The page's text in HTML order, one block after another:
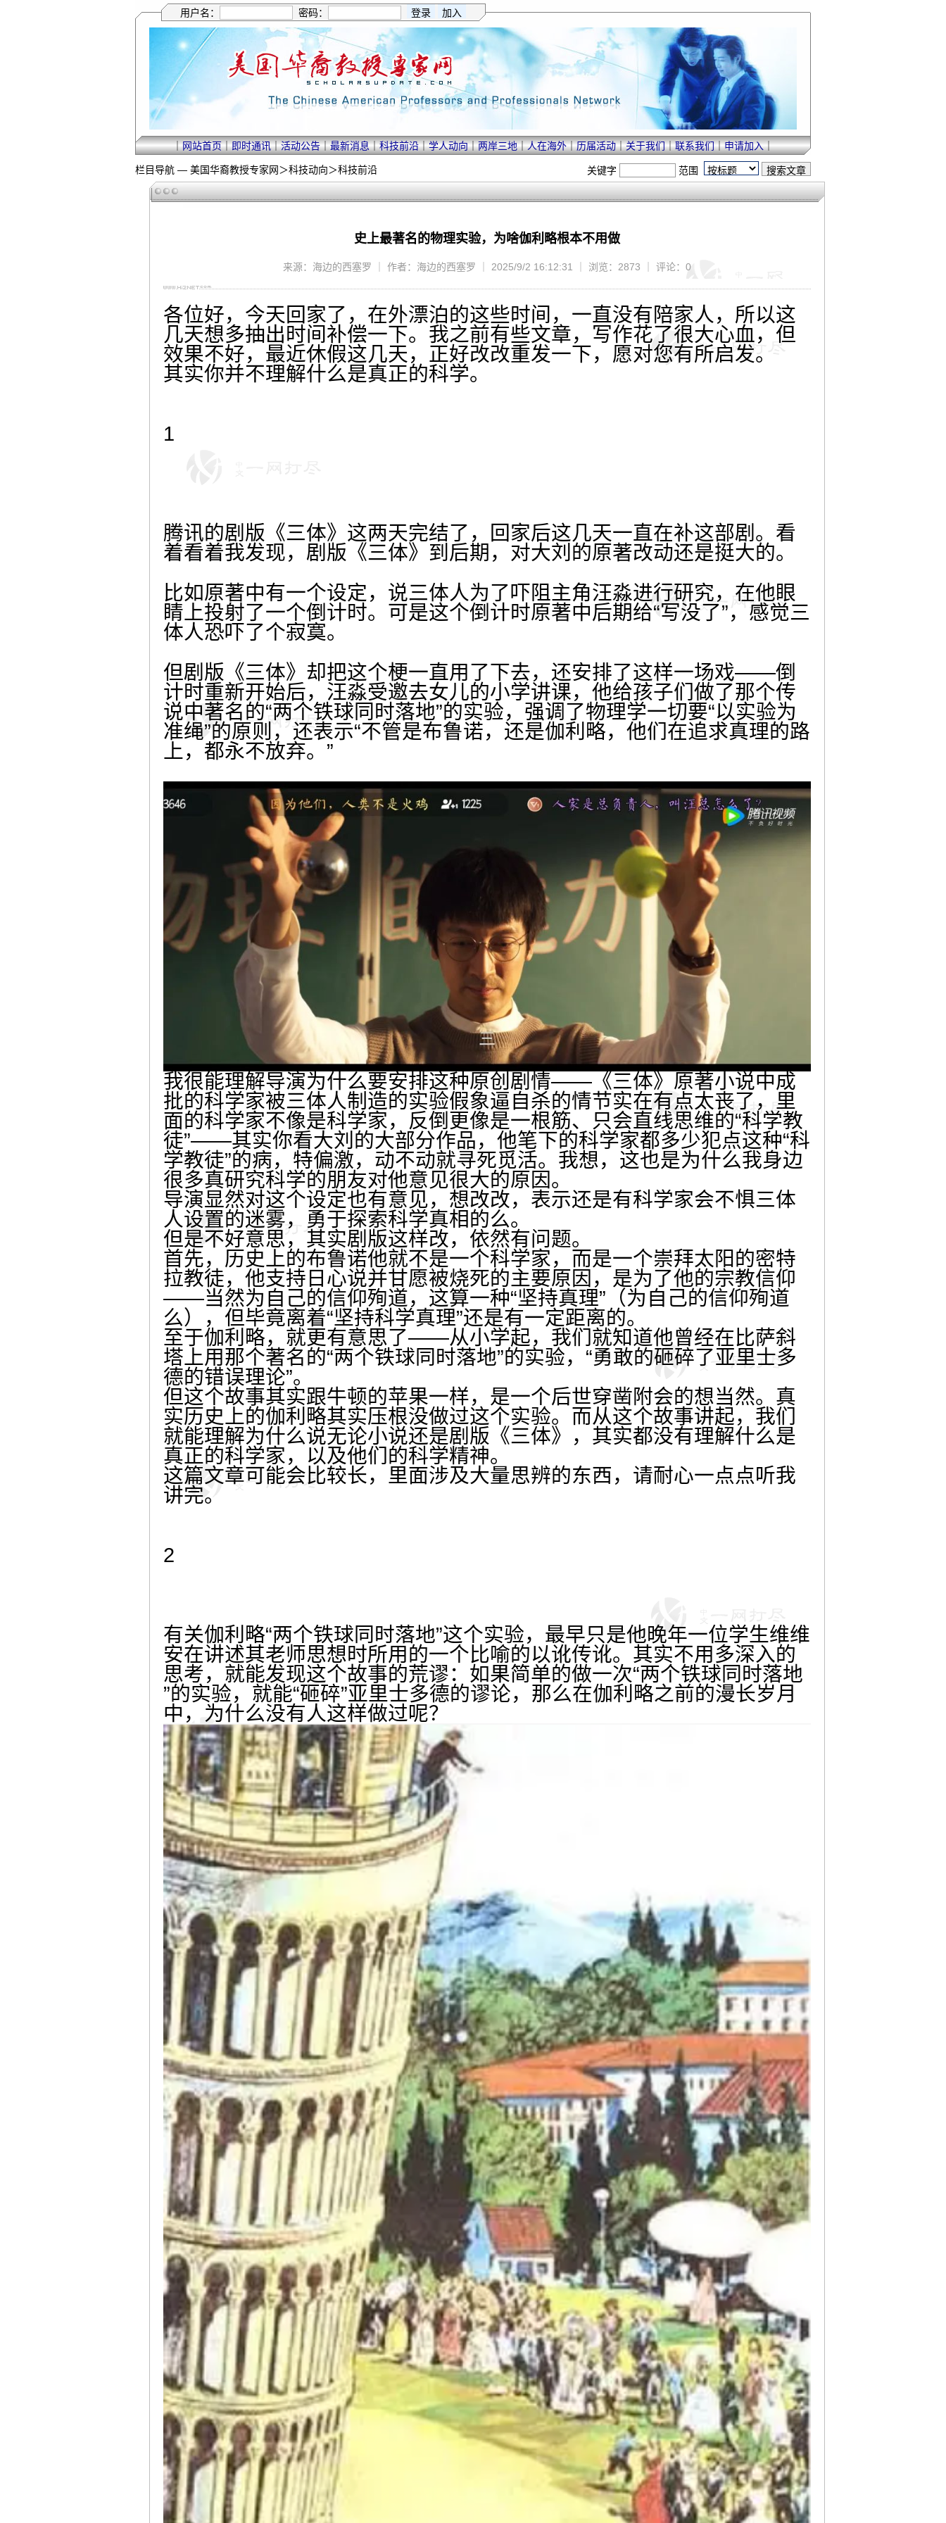
用户名： 密码：
｜网站首页｜即时通讯｜活动公告｜最新消息｜科技前沿｜学人动向｜两岸三地｜人在海外｜历届活动｜关于我们｜联系我们｜申请加入｜
栏目导航 — 美国华裔教授专家网＞科技动向＞科技前沿 关键字 范围
史上最著名的物理实验，为啥伽利略根本不用做
来源：海边的西塞罗 ｜ 作者：海边的西塞罗 ｜ 2025/9/2 16:12:31 ｜ 浏览：2873 ｜ 评论：0
各位好，今天回家了，在外漂泊的这些时间，一直没有陪家人，所以这
几天想多抽出时间补偿一下。我之前有些文章，写作花了很大心血，但
效果不好，最近休假这几天，正好改改重发一下，愿对您有所启发。
其实你并不理解什么是真正的科学。
1
腾讯的剧版《三体》这两天完结了，回家后这几天一直在补这部剧。看
着看着我发现，剧版《三体》到后期，对大刘的原著改动还是挺大的。
比如原著中有一个设定，说三体人为了吓阻主角汪淼进行研究，在他眼
睛上投射了一个倒计时。可是这个倒计时原著中后期给“写没了”，感觉三
体人恐吓了个寂寞。
但剧版《三体》却把这个梗一直用了下去，还安排了这样一场戏——倒
计时重新开始后，汪淼受邀去女儿的小学讲课，他给孩子们做了那个传
说中著名的“两个铁球同时落地”的实验，强调了物理学一切要“以实验为
准绳”的原则，还表示“不管是布鲁诺，还是伽利略，他们在追求真理的路
上，都永不放弃。”
我很能理解导演为什么要安排这种原创剧情——《三体》原著小说中成
批的科学家被三体人制造的实验假象逼自杀的情节实在有点太丧了，里
面的科学家不像是科学家，反倒更像是一根筋、只会直线思维的“科学教
徒”——其实你看大刘的大部分作品，他笔下的科学家都多少犯点这种“科
学教徒”的病，特偏激，动不动就寻死觅活。我想，这也是为什么我身边
很多真研究科学的朋友对他意见很大的原因。
导演显然对这个设定也有意见，想改改，表示还是有科学家会不惧三体
人设置的迷雾，勇于探索科学真相的么。
但是不好意思，其实剧版这样改，依然有问题。
首先，历史上的布鲁诺他就不是一个科学家，而是一个崇拜太阳的密特
拉教徒，他支持日心说并甘愿被烧死的主要原因，是为了他的宗教信仰
——当然为自己的信仰殉道，这算一种“坚持真理”（为自己的信仰殉道
么），但毕竟离着“坚持科学真理”还是有一定距离的。
至于伽利略，就更有意思了——从小学起，我们就知道他曾经在比萨斜
塔上用那个著名的“两个铁球同时落地”的实验，“勇敢的砸碎了亚里士多
德的错误理论”。
但这个故事其实跟牛顿的苹果一样，是一个后世穿凿附会的想当然。真
实历史上的伽利略其实压根没做过这个实验。而从这个故事讲起，我们
就能理解为什么说无论小说还是剧版《三体》，其实都没有理解什么是
真正的科学家，以及他们的科学精神。
这篇文章可能会比较长，里面涉及大量思辨的东西，请耐心一点点听我
讲完。
2
有关伽利略“两个铁球同时落地”这个实验，最早只是他晚年一位学生维维
安在讲述其老师思想时所用的一个比喻的以讹传讹。其实不用多深入的
思考，就能发现这个故事的荒谬：如果简单的做一次“两个铁球同时落地
”的实验，就能“砸碎”亚里士多德的谬论，那么在伽利略之前的漫长岁月
中，为什么没有人这样做过呢？